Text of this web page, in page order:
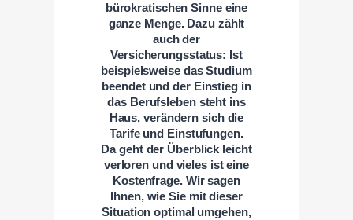
bürokratischen Sinne eine
ganze Menge. Dazu zählt
auch der
Versicherungsstatus: Ist
beispielsweise das Studium
beendet und der Einstieg in
das Berufsleben steht ins
Haus, verändern sich die
Tarife und Einstufungen.
Da geht der Überblick leicht
verloren und vieles ist eine
Kostenfrage. Wir sagen
Ihnen, wie Sie mit dieser
Situation optimal umgehen,